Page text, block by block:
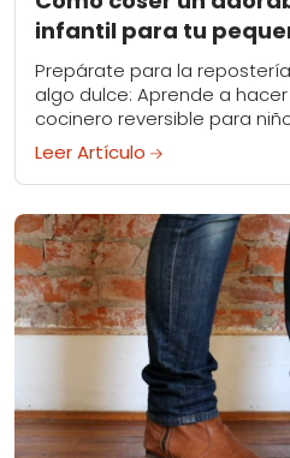
infantil para tu
cocina
Prepárate para la
algo dulce: Aprende a
cocinero reversible para
Leer Artículo